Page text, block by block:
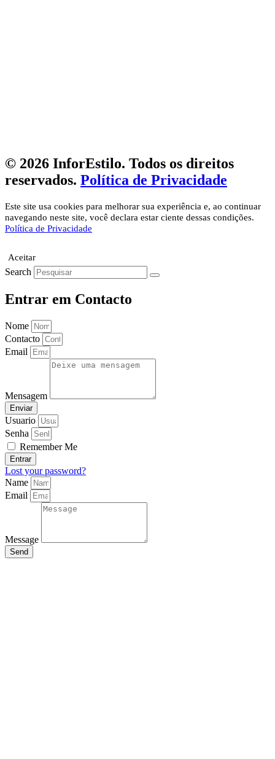
© 2026 InforEstilo. Todos os direitos
reservados. Política de Privacidade
Este site usa cookies para melhorar sua experiência e, ao continuar
navegando neste site, você declara estar ciente dessas condições.
Política de Privacidade
Aceitar
Search
Entrar em Contacto
Nome
Contacto
Email
Mensagem
Enviar
Usuario
Senha
Remember Me
Entrar
Lost your password?
Name
Email
Message
Send